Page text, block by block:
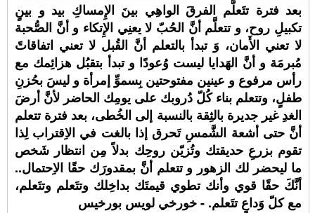
بعد فترة تتَعلَّم الفرقَ الواهِي بينَ الإِمساكِ بيد و بينٍ
تكبيلِ روح، و تتعلَّم أنَّ الحُبّ لا يعنِي الإِتكاء و أنَّ الصُّحبة
لا تعني الأَمان، وَ تبدأ بالتعلم أنَّ القُبل لا تعني اتفاقاتً
مُبرمَة و أنَّ الهَدايا ليست وُعودًا و تبدأ بتقبُل هزائِمك مع
رأس مرفوع و عينين مفتوحتين بِسموِّ إمرأة و ليسَ بحُزنِ
طفلٍ، وتتعلم بناء كُلّ دُروبك على يومِك الحاضر لأنَّ أرضَ
الغدِ غير جديرة بالثِقة بالنسبة إلى الخُطى، بعد فترة تتعلم
أنَّ حتى أشعة الشَّمسِ تَحرق إذا بالغت في الاِقتراب لِذا
تقوم بزرعِ حديقتك وتُزيّن روحِك بدلاً مِن انتظار شَخص
ما ليحضر لك الزهور و تتعلم أنَّ بمقدورَك حقًا الاِحتمال..
أنَّكَ حقًا قوي وأنك تطوي قيمتَك بداخِلك وتتَعلم وتتَعلم،
مع كلّ وَداعٍ تتَعلم. - خورخي لويس بورخيس